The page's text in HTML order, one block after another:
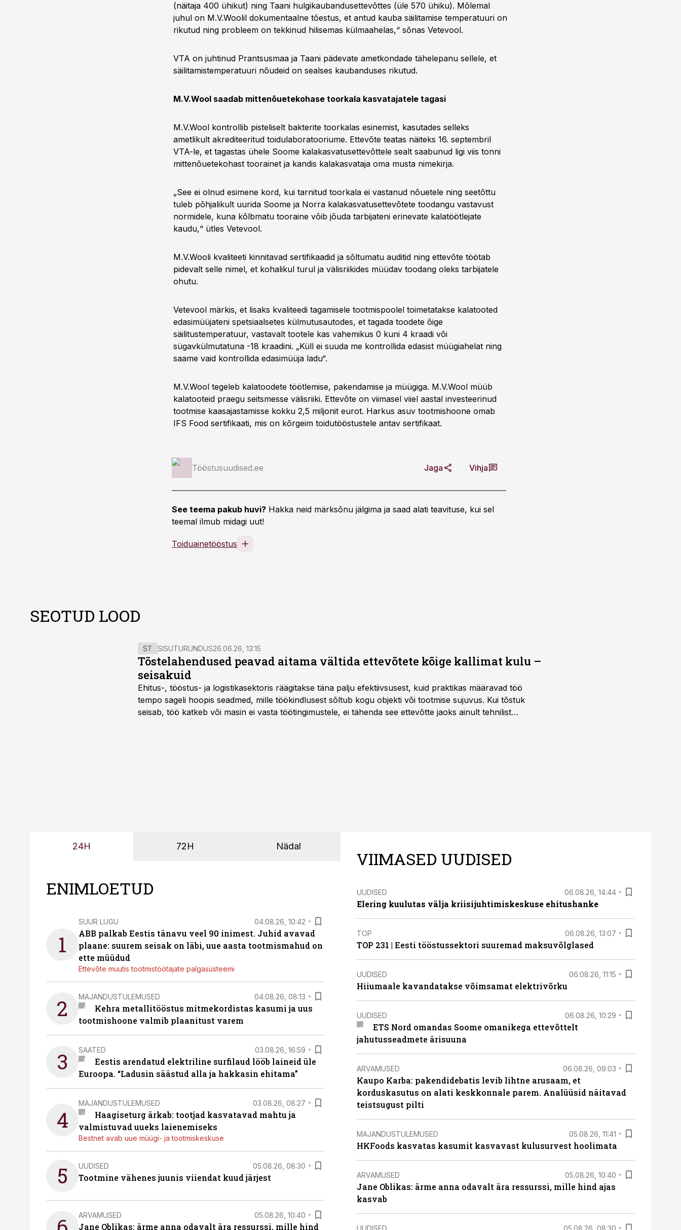
(näitaja 400 ühikut) ning Taani hulgikaubandusettevõttes (üle 570 ühiku). Mõlemal
juhul on M.V.Woolil dokumentaalne tõestus, et antud kauba säilitamise temperatuuri on
rikutud ning probleem on tekkinud hilisemas külmaahelas,“ sõnas Vetevool.
VTA on juhtinud Prantsusmaa ja Taani pädevate ametkondade tähelepanu sellele, et
säilitamistemperatuuri nõudeid on sealses kaubanduses rikutud.
M.V.Wool saadab mittenõuetekohase toorkala kasvatajatele tagasi
M.V.Wool kontrollib pisteliselt bakterite toorkalas esinemist, kasutades selleks
ametlikult akrediteeritud toidulaboratooriume. Ettevõte teatas näiteks 16. septembril
VTA-le, et tagastas ühele Soome kalakasvatusettevõttele sealt saabunud ligi viis tonni
mittenõuetekohast toorainet ja kandis kalakasvataja oma musta nimekirja.
„See ei olnud esimene kord, kui tarnitud toorkala ei vastanud nõuetele ning seetõttu
tuleb põhjalikult uurida Soome ja Norra kalakasvatusettevõtete toodangu vastavust
normidele, kuna kõlbmatu tooraine võib jõuda tarbijateni erinevate kalatöötlejate
kaudu,“ ütles Vetevool.
M.V.Wooli kvaliteeti kinnitavad sertifikaadid ja sõltumatu auditid ning ettevõte töötab
pidevalt selle nimel, et kohalikul turul ja välisriikides müüdav toodang oleks tarbijatele
ohutu.
Vetevool märkis, et lisaks kvaliteedi tagamisele tootmispoolel toimetatakse kalatooted
edasimüüjateni spetsiaalsetes külmutusautodes, et tagada toodete õige
säilitustemperatuur, vastavalt tootele kas vahemikus 0 kuni 4 kraadi või
sügavkülmutatuna -18 kraadini. „Küll ei suuda me kontrollida edasist müügiahelat ning
saame vaid kontrollida edasimüüja ladu“.
M.V.Wool tegeleb kalatoodete töötlemise, pakendamise ja müügiga. M.V.Wool müüb
kalatooteid praegu seitsmesse välisriiki. Ettevõte on viimasel viiel aastal investeerinud
tootmise kaasajastamisse kokku 2,5 miljonit eurot. Harkus asuv tootmishoone omab
IFS Food sertifikaati, mis on kõrgeim toidutööstustele antav sertifikaat.
Tööstusuudised.ee Jaga Vihja
See teema pakub huvi? Hakka neid märksõnu jälgima ja saad alati teavituse, kui sel
teemal ilmub midagi uut!
Toiduainetööstus
SEOTUD LOOD
ST SISUTURUNDUS26.06.26, 13:15
Tõstelahendused peavad aitama vältida ettevõtete kõige kallimat kulu –
seisakuid
Ehitus-, tööstus- ja logistikasektoris räägitakse täna palju efektiivsusest, kuid praktikas määravad töö
tempo sageli hoopis seadmed, mille töökindlusest sõltub kogu objekti või tootmise sujuvus. Kui tõstuk
seisab, töö katkeb või masin ei vasta töötingimustele, ei tähenda see ettevõtte jaoks ainult tehnilist
24H 72H Nädal
ENIMLOETUD
1
SUUR LUGU 04.08.26, 10:42
ABB palkab Eestis tänavu veel 90 inimest. Juhid avavad
plaane: suurem seisak on läbi, uue aasta tootmismahud on
ette müüdud
Ettevõte muutis tootmistöötajate palgasüsteemi
2 MAJANDUSTULEMUSED 04.08.26, 08:13
Kehra metallitööstus mitmekordistas kasumi ja uus
tootmishoone valmib plaanitust varem
3 SAATED 03.08.26, 16:59
Eestis arendatud elektriline surfilaud lööb laineid üle
Euroopa. “Ladusin säästud alla ja hakkasin ehitama”
4
MAJANDUSTULEMUSED 03.08.26, 08:27
Haagiseturg ärkab: tootjad kasvatavad mahtu ja
valmistuvad uueks laienemiseks
Bestnet avab uue müügi- ja tootmiskeskuse
5 UUDISED 05.08.26, 08:30
Tootmine vähenes juunis viiendat kuud järjest
ARVAMUSED 05.08.26, 10:40
Jane Oblikas: ärme anna odavalt ära ressurssi, mille hind
VIIMASED UUDISED
UUDISED 06.08.26, 14:44
Elering kuulutas välja kriisijuhtimiskeskuse ehitushanke
TOP 06.08.26, 13:07
TOP 231 | Eesti tööstussektori suuremad maksuvõlglased
UUDISED 06.08.26, 11:15
Hiiumaale kavandatakse võimsamat elektrivõrku
UUDISED 06.08.26, 10:29
ETS Nord omandas Soome omanikega ettevõttelt
jahutusseadmete ärisuuna
ARVAMUSED 06.08.26, 09:03
Kaupo Karba: pakendidebatis levib lihtne arusaam, et
korduskasutus on alati keskkonnale parem. Analüüsid näitavad
teistsugust pilti
MAJANDUSTULEMUSED 05.08.26, 11:41
HKFoods kasvatas kasumit kasvavast kulusurvest hoolimata
ARVAMUSED 05.08.26, 10:40
Jane Oblikas: ärme anna odavalt ära ressurssi, mille hind ajas
kasvab
UUDISED 05.08.26, 08:30